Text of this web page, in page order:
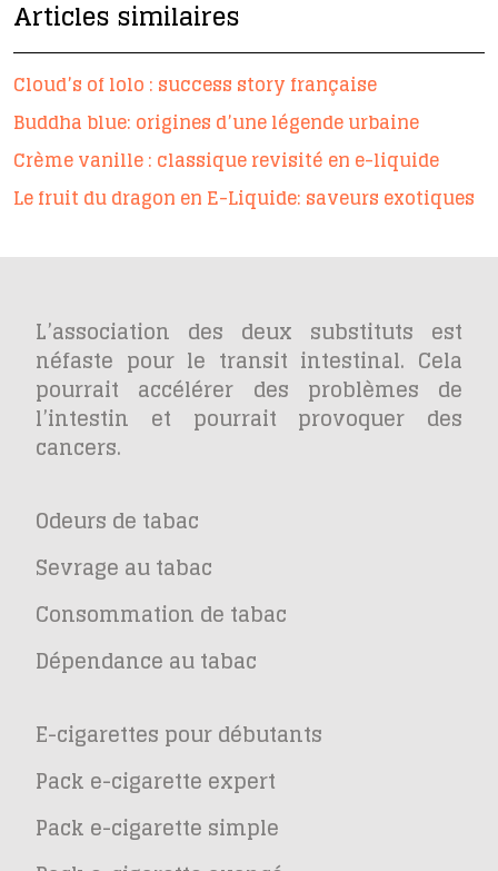
Articles similaires
Cloud’s of lolo : success story française
Buddha blue: origines d’une légende urbaine
Crème vanille : classique revisité en e-liquide
Le fruit du dragon en E-Liquide: saveurs exotiques
L’association des deux substituts est
néfaste pour le transit intestinal. Cela
pourrait accélérer des problèmes de
l’intestin et pourrait provoquer des
cancers.
Odeurs de tabac
Sevrage au tabac
Consommation de tabac
Dépendance au tabac
E-cigarettes pour débutants
Pack e-cigarette expert
Pack e-cigarette simple